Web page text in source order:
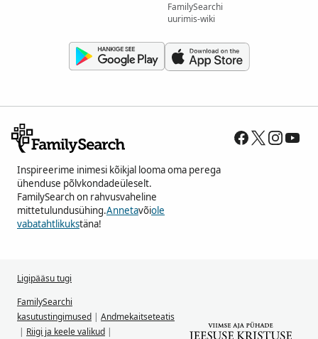
FamilySearchi
uurimis-wiki
Inspireerime inimesi kõikjal looma oma perega
ühenduse põlvkondadeüleselt.
FamilySearch on rahvusvaheline
mittetulundusühing.Annetavõiole
vabatahtlikukstäna!
Ligipääsu tugi
FamilySearchi
kasutustingimused | Andmekaitseteatis
| Riigi ja keele valikud |